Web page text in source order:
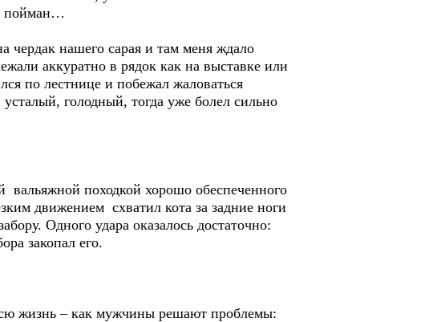
пойман…
чердак нашего сарая и там меня ждало
аккуратно в рядок как на выставке или
по лестнице и побежал жаловаться
голодный, тогда уже болел сильно
походкой хорошо обеспеченного
движением схватил кота за задние ноги
Одного удара оказалось достаточно:
закопал его.
жизнь – как мужчины решают проблемы: